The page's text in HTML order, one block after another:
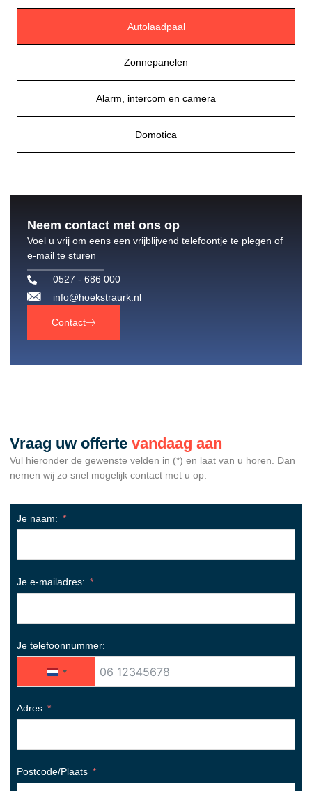
Autolaadpaal
Zonnepanelen
Alarm, intercom en camera
Domotica
Neem contact met ons op
Voel u vrij om eens een vrijblijvend telefoontje te plegen of
e-mail te sturen
0527 - 686 000
info@hoekstraurk.nl
Contact
Vraag uw offertevandaag aan
Vul hieronder de gewenste velden in (*) en laat van u horen. Dan
nemen wij zo snel mogelijk contact met u op.
Je naam:
Je e-mailadres:
Je telefoonnummer:
Netherlands +31
Adres
Postcode/Plaats